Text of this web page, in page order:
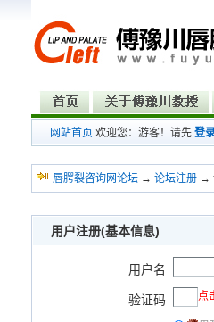
网站首页 欢迎您：游客！请先 登
唇腭裂咨询网论坛 → 论坛注册 →
用户注册(基本信息)
用户名
验证码 点